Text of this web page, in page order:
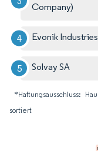
Company)
Evonik
Solvay SA
*Haftungsausschluss:
sortiert